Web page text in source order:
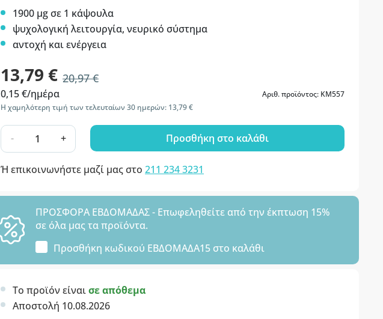
1900 µg σε 1 κάψουλα
ψυχολογική λειτουργία, νευρικό σύστημα
αντοχή και ενέργεια
13,79 € 20,97 €
0,15 €/ημέρα
Αριθ. προϊόντος: KM557
Η χαμηλότερη τιμή των τελευταίων 30 ημερών: 13,79 €
- + Προσθήκη στο καλάθι
Ή επικοινωνήστε μαζί μας στο 211 234 3231
ΠΡΟΣΦΟΡΑ ΕΒΔΟΜΑΔΑΣ - Επωφεληθείτε από την έκπτωση 15%
σε όλα μας τα προϊόντα.
Προσθήκη κωδικού ΕΒΔΟΜΑΔΑ15 στο καλάθι
Το προϊόν είναισε απόθεμα
Αποστολή 10.08.2026